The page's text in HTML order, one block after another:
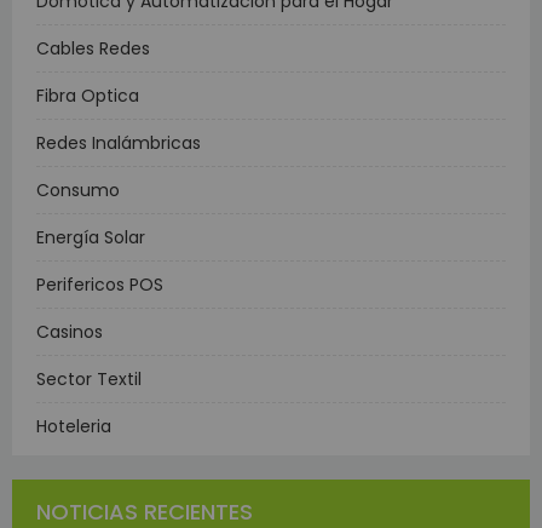
Cables Redes
Fibra Optica
Redes Inalámbricas
Consumo
Energía Solar
Perifericos POS
Casinos
Sector Textil
Hoteleria
NOTICIAS RECIENTES